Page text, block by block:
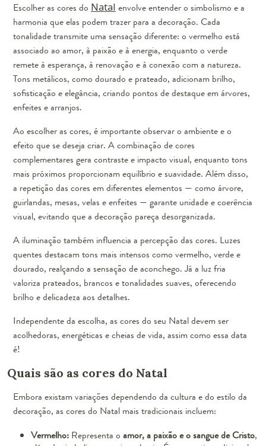
Escolher as cores do Natal envolve entender o simbolismo e a
harmonia que elas podem trazer para a decoração. Cada
tonalidade transmite uma sensação diferente: o vermelho está
associado ao amor, à paixão e à energia, enquanto o verde
remete à esperança, à renovação e à conexão com a natureza.
Tons metálicos, como dourado e prateado, adicionam brilho,
sofisticação e elegância, criando pontos de destaque em árvores,
enfeites e arranjos.
Ao escolher as cores, é importante observar o ambiente e o
efeito que se deseja criar. A combinação de cores
complementares gera contraste e impacto visual, enquanto tons
mais próximos proporcionam equilíbrio e suavidade. Além disso,
a repetição das cores em diferentes elementos — como árvore,
guirlandas, mesas, velas e enfeites — garante unidade e coerência
visual, evitando que a decoração pareça desorganizada.
A iluminação também influencia a percepção das cores. Luzes
quentes destacam tons mais intensos como vermelho, verde e
dourado, realçando a sensação de aconchego. Já a luz fria
valoriza prateados, brancos e tonalidades suaves, oferecendo
brilho e delicadeza aos detalhes.
Independente da escolha, as cores do seu Natal devem ser
acolhedoras, energéticas e cheias de vida, assim como essa data
é!
Quais são as cores do Natal
Embora existam variações dependendo da cultura e do estilo da
decoração, as cores do Natal mais tradicionais incluem:
Vermelho: Representa o amor, a paixão e o sangue de Cristo,